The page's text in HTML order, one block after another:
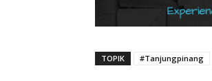
TOPIK #Tanjungpinang